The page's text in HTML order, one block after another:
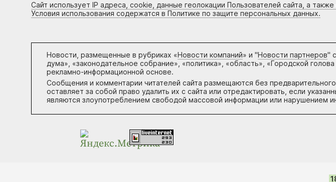
Сайт использует IP адреса, cookie, данные геолокации Пользователей сайта, а
Условия использования содержатся в Политике по защите персональных данных.
Новости, размещенные в рубриках «Новости компаний» и "Новости партнеров"
дума», «законодательное собрание», «политика», «область», «Городской
рекламно-информационной основе.
Сообщения и комментарии читателей сайта размещаются без
оставляет за собой право удалить их с сайта или отредактировать, если
являются злоупотреблением свободой массовой информации или нарушением